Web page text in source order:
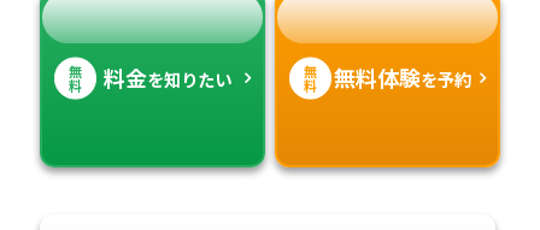
無
料 料金を知りたい 無
料 無料体験を予約